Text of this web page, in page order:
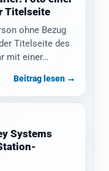
Titelseite
ohne Bezug
Titelseite des
mit einer…
Beitrag lesen →
Systems